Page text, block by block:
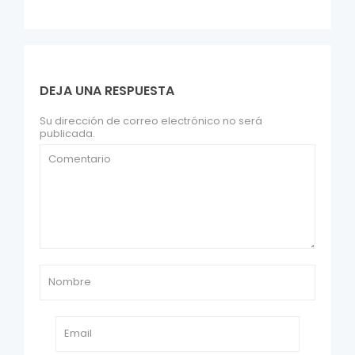
DEJA UNA RESPUESTA
Su dirección de correo electrónico no será
publicada.